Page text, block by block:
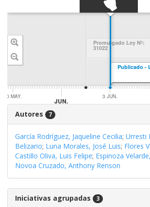
SWIPE TO
Promulgado Ley Nº:
31022
Publicado -
JUN.
30 MAY. 3 JUN.
Autores 7
García Rodríguez, Jaqueline Cecilia; Urresti
Belizario; Luna Morales, José Luis; Flores
Castillo Oliva, Luis Felipe; Espinoza
Novoa Cruzado, Anthony Renson
Iniciativas agrupadas 3